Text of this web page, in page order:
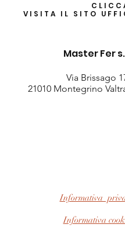
VISITA IL SITO
Master Fer
Via Brissago
21010 Montegrino
Informativa
Informativa